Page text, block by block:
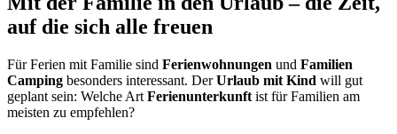
auf die sich alle freuen
Für Ferien mit Familie sind Ferienwohnungen und Familien
Camping besonders interessant. DerUrlaub mit Kind will gut
geplant sein: Welche Art Ferienunterkunft ist für Familien am
meisten zu empfehlen?